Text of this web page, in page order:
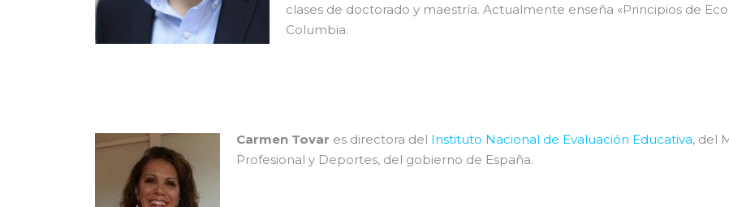
clases de doctorado y maestría. Actualmente enseña «Principios de
Columbia.
Carmen Tovar es directora del Instituto Nacional de Evaluación Educativa, del
Profesional y Deportes, del gobierno de España.